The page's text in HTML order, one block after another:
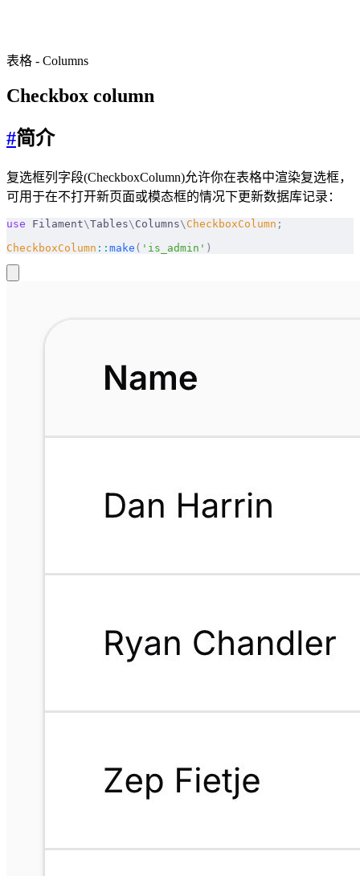
表格 - Columns
Checkbox column
#简介
复选框列字段(CheckboxColumn)允许你在表格中渲染复选框，
可用于在不打开新页面或模态框的情况下更新数据库记录：
use Filament\Tables\ Columns\ CheckboxColumn ;
CheckboxColumn :: make ( 'is_admin' )